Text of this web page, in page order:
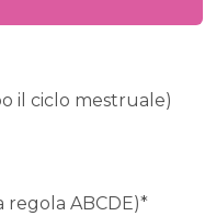
il ciclo mestruale)
regola ABCDE)*